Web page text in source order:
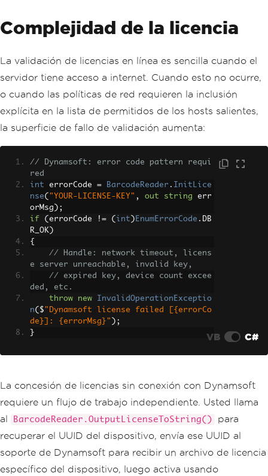
Complejidad de la licencia
La validación de licencias en línea es sencilla cuando el
servidor tiene acceso a internet. Cuando esto no ocurre,
o cuando las políticas de red requieren la inclusión
explícita en la lista de permitidos de los hosts salientes,
la superficie de fallo de validación aumenta:
// Dynamsoft: error code pattern requi
red
int errorCode = BarcodeReader . InitLice
nse( "YOUR-LICENSE-KEY" , out string err
orMsg );
if
( errorCode != ( int ) EnumErrorCode . DB
R_OK )
{
// Handle: network timeout, licens
e server unreachable, invalid key,
// expired key, device count excee
ded, etc.
throw
new
InvalidOperationExceptio
n( $ "Dynamsoft license failed [{errorCo
de}]: {errorMsg}" );
}
VB C#
La concesión de licencias sin conexión con Dynamsoft
requiere un flujo de trabajo independiente. Usted llama
al
BarcodeReader.OutputLicenseToString()
para
recuperar el UUID del dispositivo, envía ese UUID al
soporte de Dynamsoft para recibir un archivo de licencia
específico del dispositivo, luego activa usando